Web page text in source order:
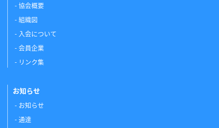
協会概要
組織図
入会について
会員企業
リンク集
お知らせ
お知らせ
通達